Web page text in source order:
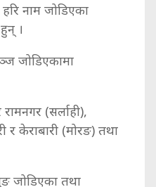
हरि नाम जोडिएका
।
जोडिएकामा
(सर्लाही),
र केराबारी (मोरङ) तथा
जोडिएका तथा